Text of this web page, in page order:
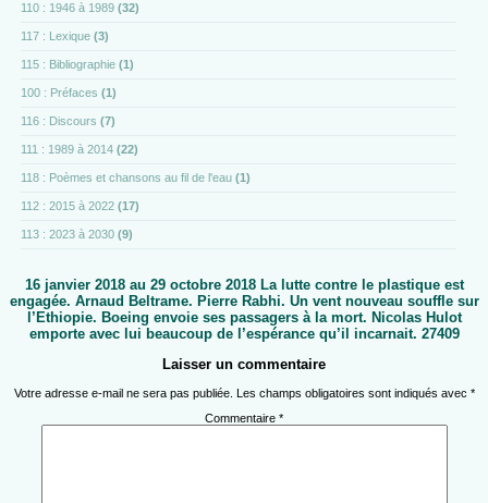
110 : 1946 à 1989 (32)
117 : Lexique (3)
115 : Bibliographie (1)
100 : Préfaces (1)
116 : Discours (7)
111 : 1989 à 2014 (22)
118 : Poèmes et chansons au fil de l'eau (1)
112 : 2015 à 2022 (17)
113 : 2023 à 2030 (9)
16 janvier 2018 au 29 octobre 2018 La lutte contre le plastique est
engagée. Arnaud Beltrame. Pierre Rabhi. Un vent nouveau souffle sur
l’Ethiopie. Boeing envoie ses passagers à la mort. Nicolas Hulot
emporte avec lui beaucoup de l’espérance qu’il incarnait. 27409
Laisser un commentaire
Votre adresse e-mail ne sera pas publiée. Les champs obligatoires sont indiqués avec *
Commentaire *